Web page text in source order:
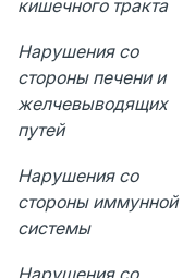
кишечного тракта
Нарушения со
стороны печени и
желчевыводящих
путей
Нарушения со
стороны иммунной
системы
Нарушения со